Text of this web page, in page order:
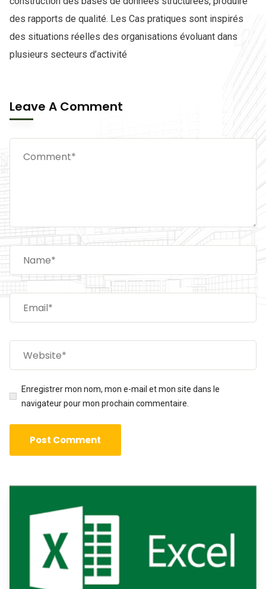
des rapports de qualité. Les Cas pratiques sont inspirés
des situations réelles des organisations évoluant dans
plusieurs secteurs d’activité
Leave A Comment
Enregistrer mon nom, mon e-mail et mon site dans le
navigateur pour mon prochain commentaire.